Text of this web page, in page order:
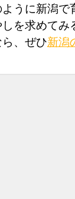
うに新潟で
を求めて
、ぜひ新潟